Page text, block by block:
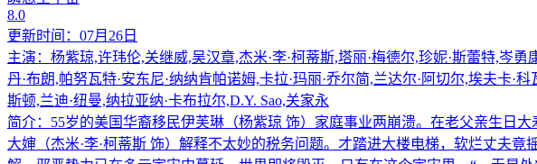
8.0
更新时间：07月26日
主演：杨紫琼,许玮伦,关继威,吴汉章,杰米·李·柯蒂斯,塔丽·梅德尔,珍妮·斯蕾特,岑
丹·布朗,帕努瓦特·安东尼·纳纳肯帕诺姆,卡拉·玛丽·乔尔简,兰达尔·阿切尔,埃夫卡·
斯顿,兰迪·纽曼,纳拉亚纳·卡布拉尔,D.Y. Sao,关家永
简介：55岁的美国华裔移民伊芙琳（杨紫琼 饰）家庭事业两崩溃。在老父亲生日
大婶（杰米·李·柯蒂斯 饰）解释不太妙的税务问题。才踏进大楼电梯，软烂丈夫